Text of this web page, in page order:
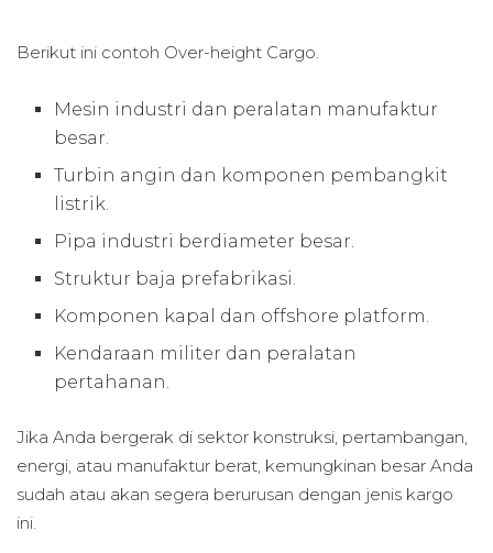
Berikut ini contoh Over-height Cargo.
Mesin industri dan peralatan manufaktur
besar.
Turbin angin dan komponen pembangkit
listrik.
Pipa industri berdiameter besar.
Struktur baja prefabrikasi.
Komponen kapal dan offshore platform.
Kendaraan militer dan peralatan
pertahanan.
Jika Anda bergerak di sektor konstruksi, pertambangan,
energi, atau manufaktur berat, kemungkinan besar Anda
sudah atau akan segera berurusan dengan jenis kargo
ini.